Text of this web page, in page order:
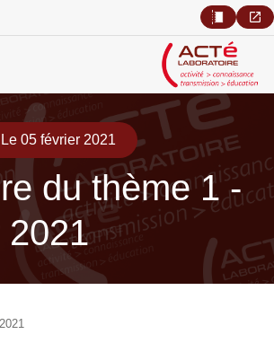
Le 05 février 2021
du thème 1 -
2021